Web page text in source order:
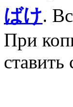
ばけ.
При